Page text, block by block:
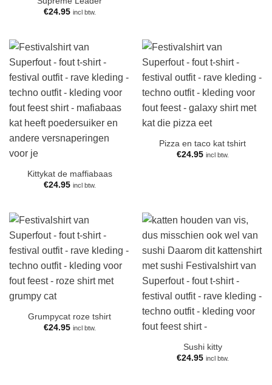
€24.95 incl btw.
Kittykat de maffiabaas
€24.95 incl btw.
Pizza en taco kat tshirt
€24.95 incl btw.
Grumpycat roze tshirt
€24.95 incl btw.
Sushi kitty
€24.95 incl btw.